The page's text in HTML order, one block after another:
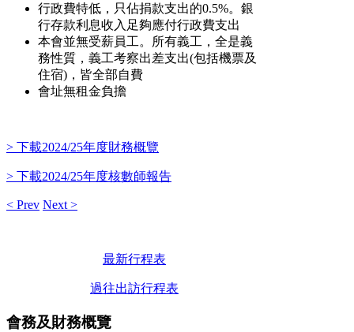
行政費特低，只佔捐款支出的0.5%。銀
行存款利息收入足夠應付行政費支出
本會並無受薪員工。所有義工，全是義
務性質，義工考察出差支出(包括機票及
住宿)，皆全部自費
會址無租金負擔
> 下載2024/25年度財務概覽
> 下載2024/25年度核數師報告
< Prev Next >
最新行程表
過往出訪行程表
會務及財務概覽